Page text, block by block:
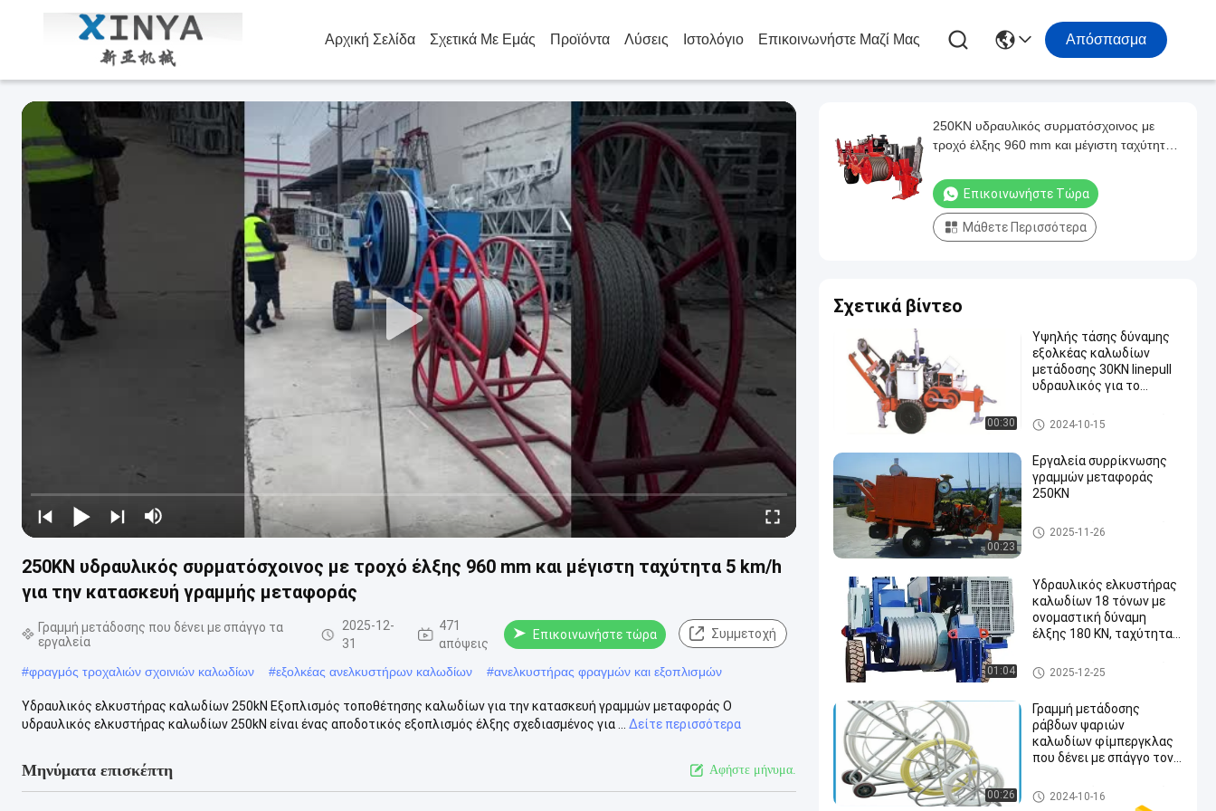
Αρχική Σελίδα Σχετικά Με Εμάς Προϊόντα Λύσεις Ιστολόγιο Επικοινωνήστε Μαζί Μας Απόσπασμα
250KN υδραυλικός συρματόσχοινος με τροχό έλξης 960 mm και μέγιστη ταχύτητα 5 km/h
για την κατασκευή γραμμής μεταφοράς
Γραμμή μετάδοσης που δένει με σπάγγο τα
εργαλεία
2025-12-
31
471
απόψεις
Επικοινωνήστε τώρα Συμμετοχή
#φραγμός τροχαλιών σχοινιών καλωδίων #εξολκέας ανελκυστήρων καλωδίων #ανελκυστήρας φραγμών και εξοπλισμών
Υδραυλικός ελκυστήρας καλωδίων 250kN Εξοπλισμός τοποθέτησης καλωδίων για την κατασκευή γραμμών μεταφοράς Ο
υδραυλικός ελκυστήρας καλωδίων 250kN είναι ένας αποδοτικός εξοπλισμός έλξης σχεδιασμένος για ...
Δείτε περισσότερα
Μηνύματα επισκέπτη Αφήστε μήνυμα.
250KN υδραυλικός συρματόσχοινος με
τροχό έλξης 960 mm και μέγιστη ταχύτητα
μεταφοράς
Επικοινωνήστε Τώρα
Μάθετε Περισσότερα
Σχετικά βίντεο
00:30
Υψηλής τάσης δύναμης
εξολκέας καλωδίων
μετάδοσης 30KN linepull
υδραυλικός για το
καλώδιο
Γραμμή μετάδοσης που δένει
με σπάγγο τα εργαλεία
2024-10-15
00:23
Εργαλεία συρρίκνωσης
γραμμών μεταφοράς
250KN
Γραμμή μετάδοσης που δένει
με σπάγγο τα εργαλεία
2025-11-26
01:04
Υδραυλικός ελκυστήρας
καλωδίων 18 τόνων με
ονομαστική δύναμη
έλξης 180 KN, ταχύτητα
σύστημα 24V για την
κατασκευή γραμμών
Γραμμή μετάδοσης που δένει
με σπάγγο τα εργαλεία
2025-12-25
00:26
Γραμμή μετάδοσης
ράβδων ψαριών
καλωδίων φίμπεργκλας
που δένει με σπάγγο τον
βάζει το εργαλείο
Γραμμή μετάδοσης που δένει
με σπάγγο τα εργαλεία
2024-10-16